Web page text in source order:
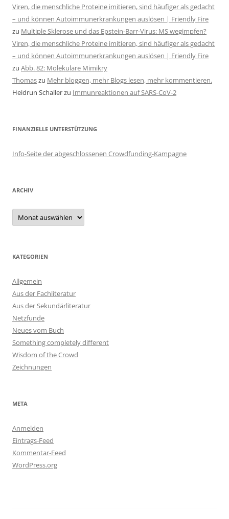
Viren, die menschliche Proteine imitieren, sind häufiger als gedacht
– und können Autoimmunerkrankungen auslösen | Friendly Fire
zu Multiple Sklerose und das Epstein-Barr-Virus: MS wegimpfen?
Viren, die menschliche Proteine imitieren, sind häufiger als gedacht
– und können Autoimmunerkrankungen auslösen | Friendly Fire
zu Abb. 82: Molekulare Mimikry
Thomaszu Mehr bloggen, mehr Blogs lesen, mehr kommentieren.
Heidrun Schallerzu Immunreaktionen auf SARS-CoV-2
FINANZIELLE UNTERSTÜTZUNG
Info-Seite der abgeschlossenen Crowdfunding-Kampagne
ARCHIV
Archiv
KATEGORIEN
Allgemein
Aus der Fachliteratur
Aus der Sekundärliteratur
Netzfunde
Neues vom Buch
Something completely different
Wisdom of the Crowd
Zeichnungen
META
Anmelden
Eintrags-Feed
Kommentar-Feed
WordPress.org